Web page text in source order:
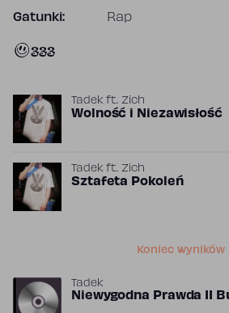
Gatunki: Rap
333
Tadek ft. Zich
Wolność i Niezawisłość
Tadek ft. Zich
Sztafeta Pokoleń
Koniec wyników
Tadek
Niewygodna Prawda II